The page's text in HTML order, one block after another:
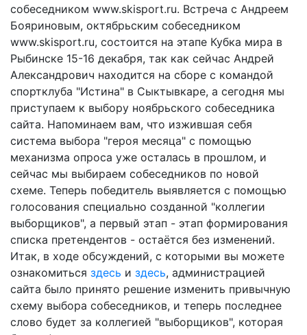
собеседником www.skisport.ru. Встреча с Андреем
Бояриновым, октябрьским собеседником
www.skisport.ru, состоится на этапе Кубка мира в
Рыбинске 15-16 декабря, так как сейчас Андрей
Александрович находится на сборе с командой
спортклуба "Истина" в Сыктывкаре, а сегодня мы
приступаем к выбору ноябрьского собеседника
сайта. Напоминаем вам, что изжившая себя
система выбора "героя месяца" с помощью
механизма опроса уже осталась в прошлом, и
сейчас мы выбираем собеседников по новой
схеме. Теперь победитель выявляется с помощью
голосования специально созданной "коллегии
выборщиков", а первый этап - этап формирования
списка претендентов - остаётся без изменений.
Итак, в ходе обсуждений, с которыми вы можете
ознакомиться здесь и здесь, администрацией
сайта было принято решение изменить привычную
схему выбора собеседников, и теперь последнее
слово будет за коллегией "выборщиков", которая